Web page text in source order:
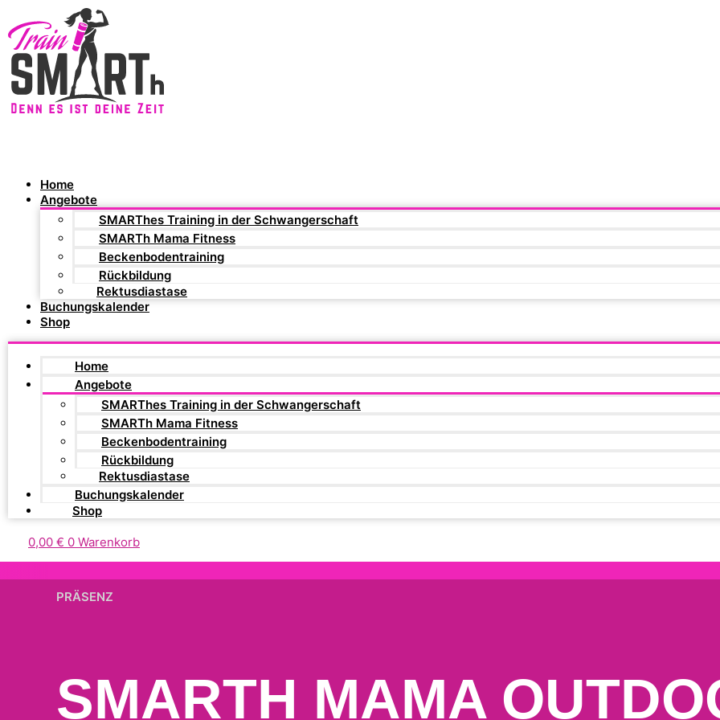
Home
Angebote
SMARThes Training in der Schwangerschaft
SMARTh Mama Fitness
Beckenbodentraining
Rückbildung
Rektusdiastase
Buchungskalender
Shop
Home
Angebote
SMARThes Training in der Schwangerschaft
SMARTh Mama Fitness
Beckenbodentraining
Rückbildung
Rektusdiastase
Buchungskalender
Shop
0,00 € 0 Warenkorb
PRÄSENZ
SMARTH MAMA